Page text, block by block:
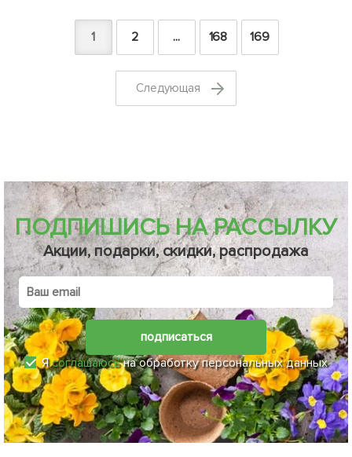
1 2 ... 168 169
Cледующая
ПОДПИШИСЬ НА РАССЫЛКУ
Акции, подарки, скидки, распродажа
подписаться
Ясоглашаюсьна обработку персональных данных